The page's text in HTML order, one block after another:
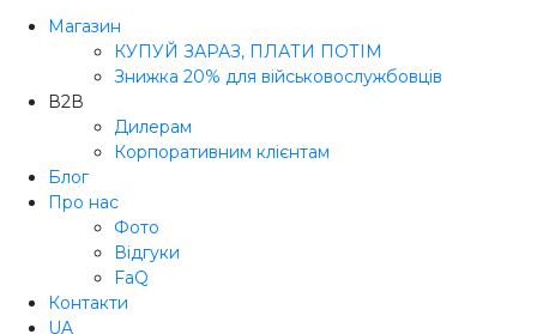
Магазин
КУПУЙ ЗАРАЗ, ПЛАТИ ПОТІМ
Знижка 20% для військовослужбовців
В2В
Дилерам
Корпоративним клієнтам
Блог
Про нас
Фото
Відгуки
FaQ
Контакти
UA